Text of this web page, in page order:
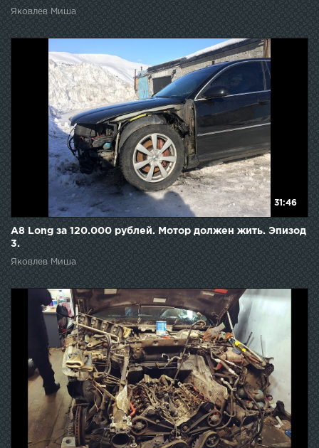
Яковлев Миша
31:46
А8 Long за 120.000 рублей. Мотор должен жить. Эпизод
3.
Яковлев Миша